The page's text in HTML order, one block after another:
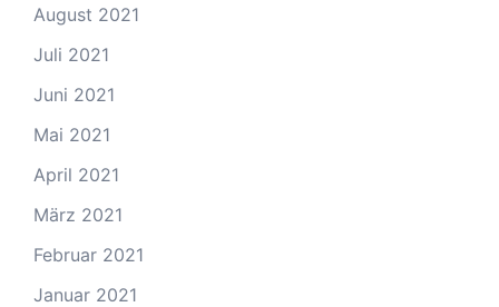
August 2021
Juli 2021
Juni 2021
Mai 2021
April 2021
März 2021
Februar 2021
Januar 2021